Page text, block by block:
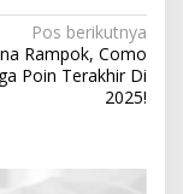
Pos berikutnya
Rampok, Como
Poin Terakhir Di
2025!